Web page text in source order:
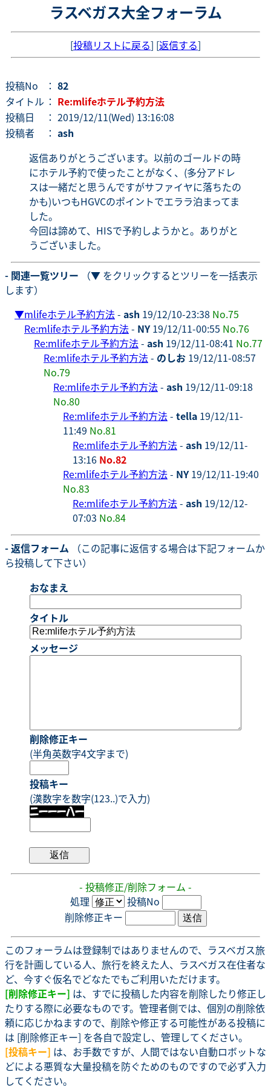
ラスベガス大全フォーラム
[投稿リストに戻る] [返信する]
投稿No ： 82
タイトル ： Re:mlifeホテル予約方法
投稿日
： 2019/12/11(Wed) 13:16:08
投稿者
： ash
返信ありがとうございます。以前のゴールドの時
にホテル予約で使ったことがなく、(多分アドレ
スは一緒だと思うんですがサファイヤに落ちたの
かも)いつもHGVCのポイントでエララ泊まってま
した。
今回は諦めて、HISで予約しようかと。ありがと
うございました。
- 関連一覧ツリー （▼ をクリックするとツリーを一括表示
します）
▼mlifeホテル予約方法- ash 19/12/10-23:38 No.75
Re:mlifeホテル予約方法- NY19/12/11-00:55 No.76
Re:mlifeホテル予約方法- ash 19/12/11-08:41 No.77
Re:mlifeホテル予約方法- のしお 19/12/11-08:57
No.79
Re:mlifeホテル予約方法- ash 19/12/11-09:18
No.80
Re:mlifeホテル予約方法- tella 19/12/11-
11:49 No.81
Re:mlifeホテル予約方法- ash 19/12/11-
13:16 No.82
Re:mlifeホテル予約方法- NY19/12/11-19:40
No.83
Re:mlifeホテル予約方法- ash 19/12/12-
07:03 No.84
- 返信フォーム （この記事に返信する場合は下記フォームか
ら投稿して下さい）
おなまえ
タイトル
メッセージ
削除修正キー
(半角英数字4文字まで)
投稿キー
(漢数字を数字(123..)で入力)
- 投稿修正/削除フォーム -
処理
投稿No
削除修正キー
このフォーラムは登録制ではありませんので、ラスベガス旅
行を計画している人、旅行を終えた人、ラスベガス在住者な
ど、今すぐ仮名でどなたでもご利用いただけます。
[削除修正キー] は、すでに投稿した内容を削除したり修正し
たりする際に必要なものです。管理者側では、個別の削除依
頼に応じかねますので、削除や修正する可能性がある投稿に
は [削除修正キー] を各自で設定し、管理してください。
[投稿キー] は、お手数ですが、人間ではない自動ロボットな
どによる悪質な大量投稿を防ぐためのものですので必ず入力
してください。